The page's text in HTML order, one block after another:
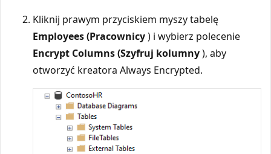
Kliknij prawym przyciskiem myszy tabelę
Employees (Pracownicy) i wybierz polecenie
Encrypt Columns (Szyfruj kolumny), aby
otworzyć kreatora Always Encrypted.